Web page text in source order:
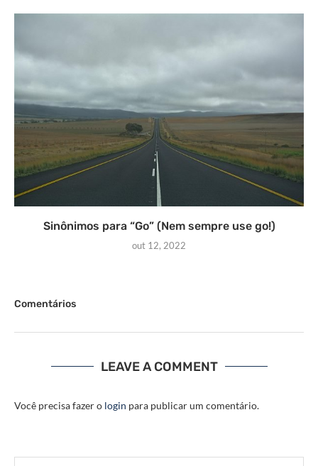
Sinônimos para “Go” (Nem sempre use go!)
out 12, 2022
Comentários
LEAVE A COMMENT
Você precisa fazer o login para publicar um comentário.